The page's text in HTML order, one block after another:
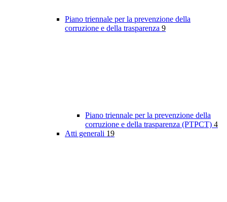
Piano triennale per la prevenzione della
corruzione e della trasparenza 9
Piano triennale per la prevenzione della
corruzione e della trasparenza (PTPCT) 4
Atti generali 19